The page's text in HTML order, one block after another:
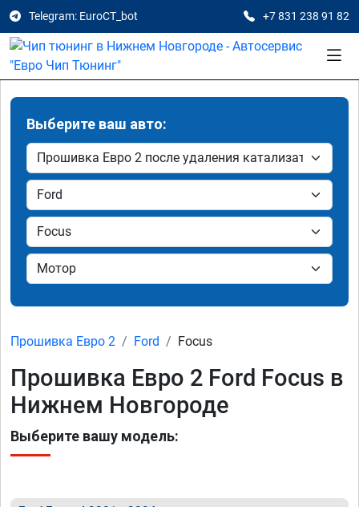
Telegram: EuroCT_bot +7 831 238 91 82
Выберите ваш авто:
Прошивка Евро 2 Ford Focus
Прошивка Евро 2 Ford Focus в
Нижнем Новгороде
Выберите вашу модель: